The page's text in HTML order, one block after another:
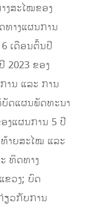
ງສະໄໝຂອງ
ທາງແຜນການ
ເດືອນຕົ້ນປີ
2023 ຂອງ
ານ ແລະ ການ
ດແຜນພັດທະນາ
ງແຜນການ 5 ປີ
າຍສະໄໝ ແລະ
ທິດທາງ
ຂວງ; ບົດ
ຽວກັບການ